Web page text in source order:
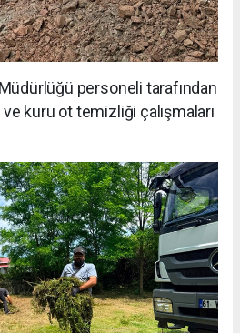
personeli tarafından
kuru ot temizliği çalışmaları